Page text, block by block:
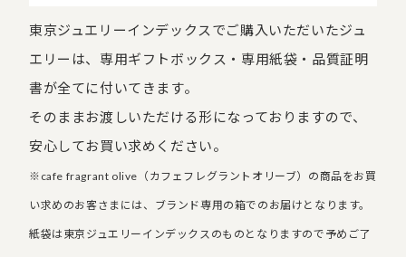
東京ジュエリーインデックスでご購入いただいたジュ
エリーは、専用ギフトボックス・専用紙袋・品質証明
書が全てに付いてきます。
そのままお渡しいただける形になっておりますので、
安心してお買い求めください。
※cafe fragrant olive（カフェフレグラントオリーブ）の商品をお買
い求めのお客さまには、ブランド専用の箱でのお届けとなります。
紙袋は東京ジュエリーインデックスのものとなりますので予めご了